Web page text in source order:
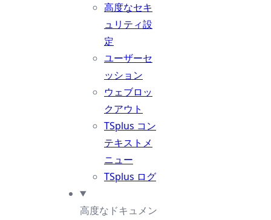
高度なセキ
ュリティ設
定
ユーザーセ
ッション
ウェブロッ
クアウト
TSplus コン
テキストメ
ニュー
TSplus ログ
高度なドキュメン